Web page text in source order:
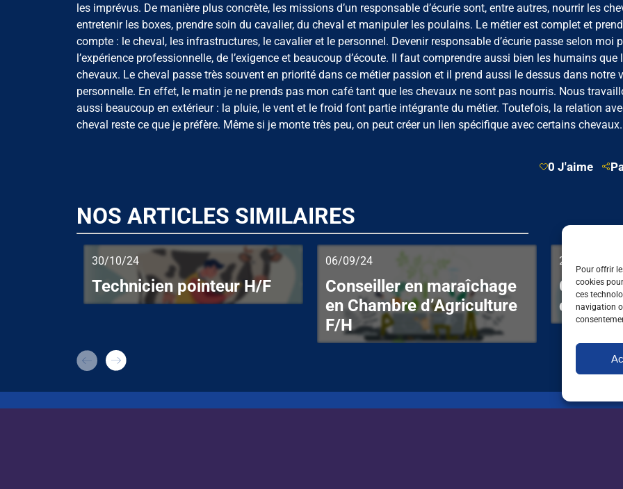
Pour offrir
cookies
ces
navigation
les imprévus. De manière plus concrète, les missions d’un responsable d’écurie sont, entre autres, nourrir les
entretenir les boxes, prendre soin du cavalier, du cheval et manipuler les poulains. Le métier est complet et
compte : le cheval, les infrastructures, le cavalier et le personnel. Devenir responsable d’écurie passe selon moi
l’expérience professionnelle, de l’exigence et beaucoup d’écoute. Il faut comprendre aussi bien les humains que
chevaux. Le cheval passe très souvent en priorité dans ce métier passion et il prend aussi le dessus dans notre
personnelle. En effet, le matin je ne prends pas mon café tant que les chevaux ne sont pas nourris. Nous
aussi beaucoup en extérieur : la pluie, le vent et le froid font partie intégrante du métier. Toutefois, la relation
cheval reste ce que je préfère. Même si je monte très peu, on peut créer un lien spécifique avec certains chevaux.
0 J'aime
NOS ARTICLES SIMILAIRES
30/10/24
Technicien pointeur H/F
06/09/24
Conseiller en maraîchage
en Chambre d’Agriculture
F/H
21/08/24